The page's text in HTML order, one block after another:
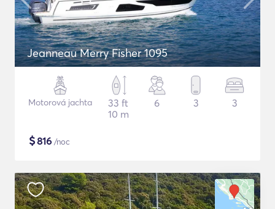
Jeanneau Merry Fisher 1095
Motorová jachta
33 ft
10 m
6 3 3
$816 /noc